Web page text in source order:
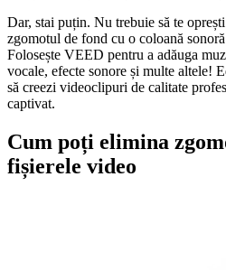
Dar, stai puțin. Nu trebuie să te
zgomotul de fond cu o coloană
Folosește VEED pentru a adăuga
vocale, efecte sonore și multe altele!
să creezi videoclipuri de calitate
captivat.
Cum poți elimina
fișierele video